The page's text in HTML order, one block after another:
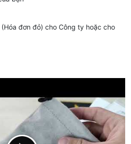
(Hóa đơn đỏ) cho Công ty hoặc cho